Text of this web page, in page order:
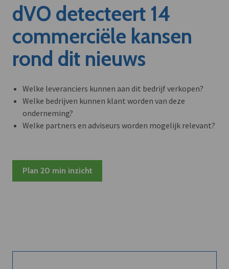
dVO detecteert 14
commerciële kansen
rond dit nieuws
Welke leveranciers kunnen aan dit bedrijf verkopen?
Welke bedrijven kunnen klant worden van deze
onderneming?
Welke partners en adviseurs worden mogelijk relevant?
Plan 20 min inzicht